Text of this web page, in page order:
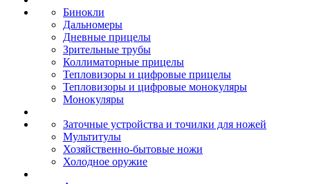
Бинокли
Дальномеры
Дневные прицелы
Зрительные трубы
Коллиматорные прицелы
Тепловизоры и цифровые прицелы
Тепловизоры и цифровые монокуляры
Монокуляры
Заточные устройства и точилки для ножей
Мультитулы
Хозяйственно-бытовые ножи
Холодное оружие